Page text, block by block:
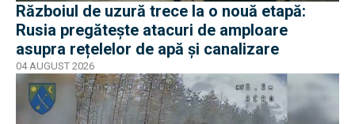
Războiul de uzură trece la o nouă etapă:
Rusia pregătește atacuri de amploare
asupra rețelelor de apă și canalizare
04 AUGUST 2026